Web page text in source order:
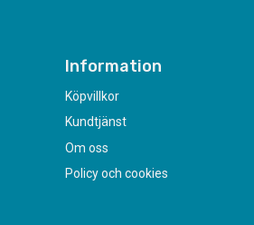
Information
Köpvillkor
Kundtjänst
Om oss
Policy och cookies